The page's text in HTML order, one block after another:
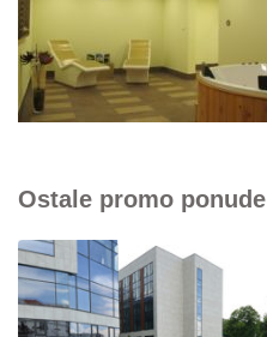
Ostale promo ponude